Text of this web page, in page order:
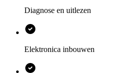
Diagnose en uitlezen
Elektronica inbouwen